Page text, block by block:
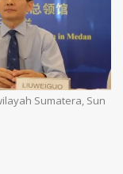
Sumatera, Sun